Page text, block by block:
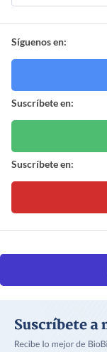
Síguenos en:
Suscríbete en:
Suscríbete en: